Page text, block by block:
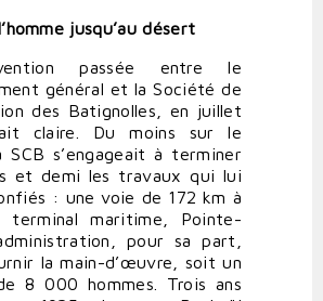
jusqu’au désert
passée entre le
général et la Société de
des Batignolles, en juillet
claire. Du moins sur le
SCB s’engageait à terminer
et demi les travaux qui lui
: une voie de 172 km à
maritime, Pointe-
pour sa part,
la main-d’œuvre, soit un
8 000 hommes. Trois ans